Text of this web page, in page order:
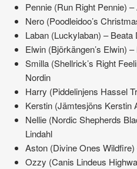
Pennie (Run Right Pennie)
Nero (Poodleidoo’s
Laban (Luckylaban) – Beata
Elwin (Björkängen’s Elwin)
Smilla (Shellrick’s Right
Nordin
Harry (Piddelinjens Hassel
Kerstin (Jämtesjöns Kerstin
Nellie (Nordic Shepherds
Lindahl
Aston (Divine Ones
Ozzy (Canis Lindeus